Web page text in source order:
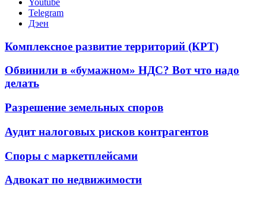
Youtube
Telegram
Дэен
Комплексное развитие территорий (КРТ)
Обвинили в «бумажном» НДС? Вот что надо
делать
Разрешение земельных споров
Аудит налоговых рисков контрагентов
Споры с маркетплейсами
Адвокат по недвижимости